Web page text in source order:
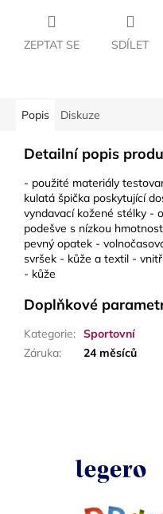
ZEPTAT SE SDÍLET
Popis Diskuze
Detailní popis
- použité materiály
kulatá špička poskytující
vyndavací kožené stélky -
podešve s nízkou
pevný opatek -
svršek - kůže a textil -
- kůže
Doplňkové
Kategorie: Sportovní
Záruka: 24 měsíců